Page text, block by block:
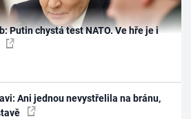
Putin chystá test NATO. Ve hře je i
Ani jednou nevystřelila na bránu,